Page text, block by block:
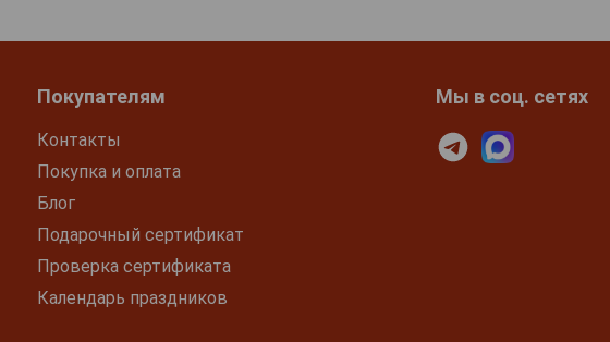
Покупателям
Контакты
Покупка и оплата
Блог
Подарочный сертификат
Проверка сертификата
Календарь праздников
Мы в соц. сетях